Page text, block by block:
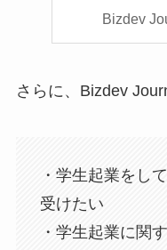
Bizdev
さらに、Bizdev
・学生起業をし
受けたい
・学生起業に関